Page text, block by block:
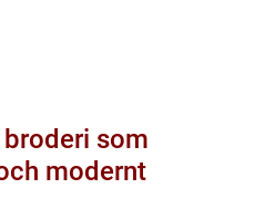
modernt